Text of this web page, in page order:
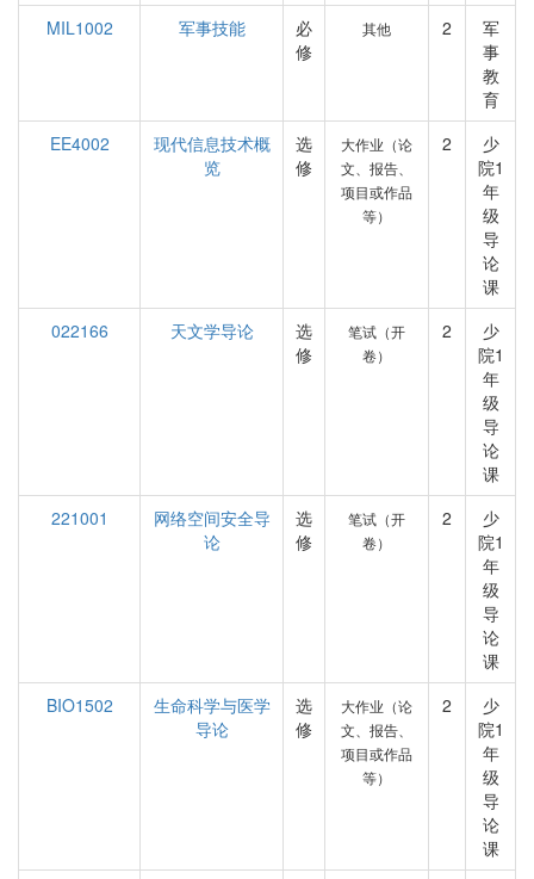
MIL1002
军事技能
必
修
其他 2
军
事
教
育
EE4002
现代信息技术概
览
选
修
大作业（论
文、报告、
项目或作品
等）
2
少
院1
年
级
导
论
课
022166
天文学导论
选
修
笔试（开
卷）
2
少
院1
年
级
导
论
课
221001
网络空间安全导
论
选
修
笔试（开
卷）
2
少
院1
年
级
导
论
课
BIO1502
生命科学与医学
导论
选
修
大作业（论
文、报告、
项目或作品
等）
2
少
院1
年
级
导
论
课